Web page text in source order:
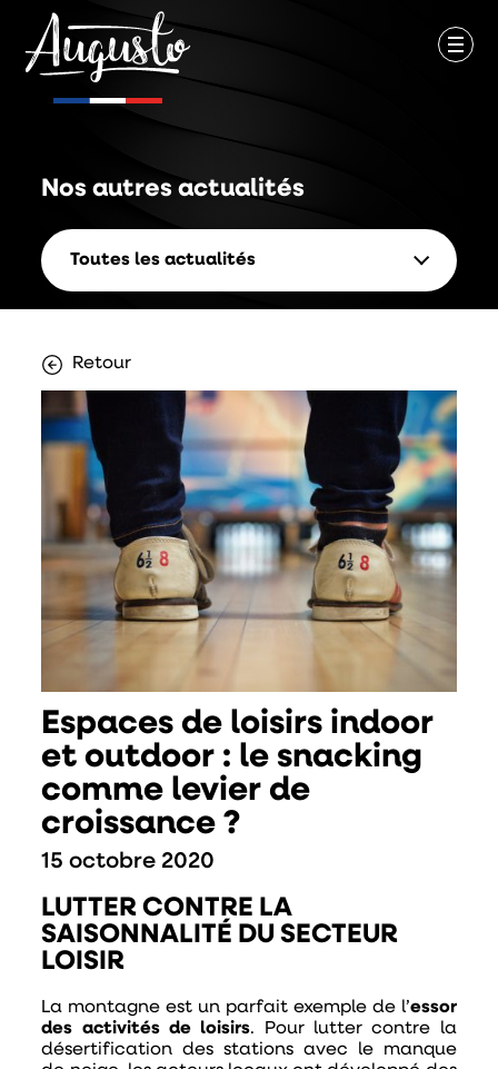
Nos autres actualités
Toutes les actualités
Retour
Espaces de loisirs indoor
et outdoor : le snacking
comme levier de
croissance ?
15 octobre 2020
LUTTER CONTRE LA
SAISONNALITÉ DU SECTEUR
LOISIR
La montagne est un parfait exemple de l’essor
des activités de loisirs. Pour lutter contre la
désertification des stations avec le manque